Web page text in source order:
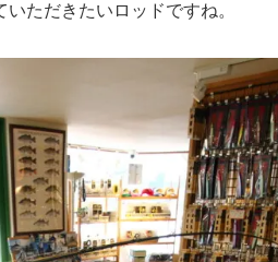
ただきたいロッドですね。